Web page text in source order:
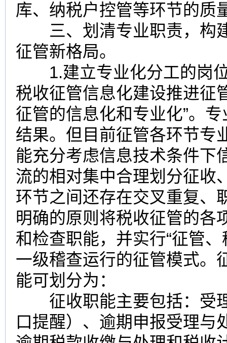
库、纳税户控管等环节的质
三、划清专业职责，构
征管新格局。
1.建立专业化分工的岗位
税收征管信息化建设推进征
征管的信息化和专业化”。
结果。但目前征管各环节专
能充分考虑信息技术条件下
流的相对集中合理划分征收
环节之间还存在交叉重复、
明确的原则将税收征管的各
和检查职能，并实行“征管
一级稽查运行的征管模式。
能可划分为：
征收职能主要包括：受
口提醒）、逾期申报受理与